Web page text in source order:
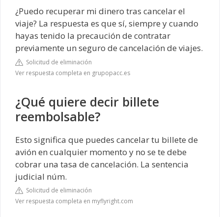
¿Puedo recuperar mi dinero tras cancelar el
viaje? La respuesta es que sí, siempre y cuando
hayas tenido la precaución de contratar
previamente un seguro de cancelación de viajes.
Solicitud de eliminación
Ver respuesta completa en grupopacc.es
¿Qué quiere decir billete
reembolsable?
Esto significa que puedes cancelar tu billete de
avión en cualquier momento y no se te debe
cobrar una tasa de cancelación. La sentencia
judicial núm.
Solicitud de eliminación
Ver respuesta completa en myflyright.com